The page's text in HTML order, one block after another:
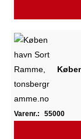
Varenr.: 55000